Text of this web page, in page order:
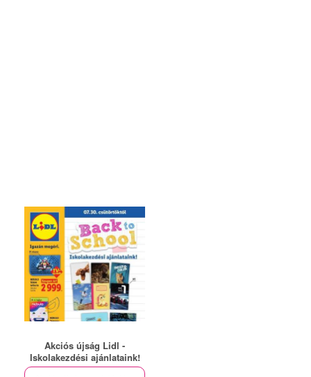
Akciós újság Lidl -
Iskolakezdési ajánlataink!